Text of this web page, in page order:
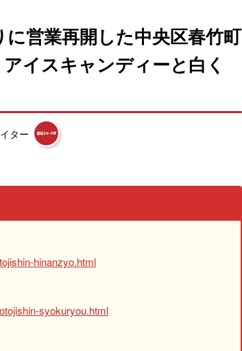
営業再開した中央区春竹町
イスキャンディーと白く
ター
hinanzyo.html
syokuryou.html